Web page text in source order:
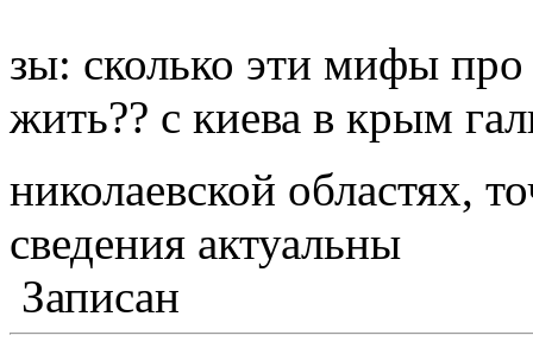
зы: сколько эти мифы про
жить?? с киева в крым
николаевской областях,
сведения актуальны
Записан